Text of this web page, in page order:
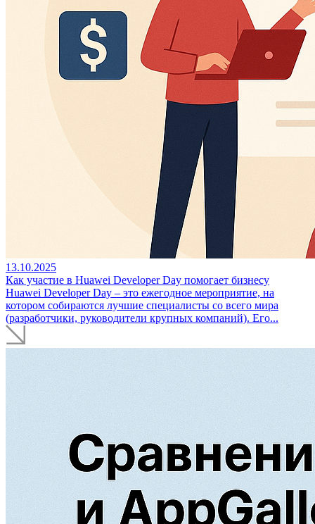
13.10.2025
Как участие в Huawei Developer Day помогает бизнесу
Huawei Developer Day – это ежегодное мероприятие, на
котором собираются лучшие специалисты со всего мира
(разработчики, руководители крупных компаний). Его...